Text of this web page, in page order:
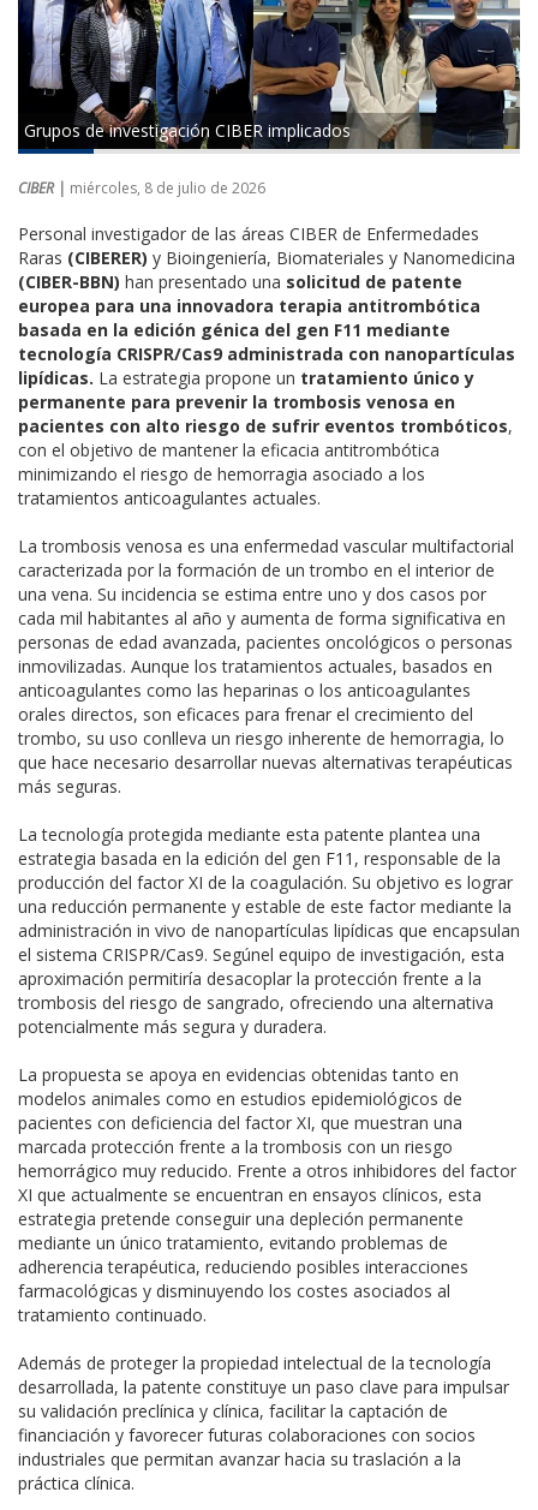
Grupos de investigación CIBER implicados
CIBER | miércoles, 8 de julio de 2026
Personal investigador de las áreas CIBER de Enfermedades
Raras (CIBERER) y Bioingeniería, Biomateriales y Nanomedicina
(CIBER-BBN) han presentado una solicitud de patente
europea para una innovadora terapia antitrombótica
basada en la edición génica del gen F11 mediante
tecnología CRISPR/Cas9 administrada con nanopartículas
lipídicas. La estrategia propone un tratamiento único y
permanente para prevenir la trombosis venosa en
pacientes con alto riesgo de sufrir eventos trombóticos,
con el objetivo de mantener la eficacia antitrombótica
minimizando el riesgo de hemorragia asociado a los
tratamientos anticoagulantes actuales.
La trombosis venosa es una enfermedad vascular multifactorial
caracterizada por la formación de un trombo en el interior de
una vena. Su incidencia se estima entre uno y dos casos por
cada mil habitantes al año y aumenta de forma significativa en
personas de edad avanzada, pacientes oncológicos o personas
inmovilizadas. Aunque los tratamientos actuales, basados en
anticoagulantes como las heparinas o los anticoagulantes
orales directos, son eficaces para frenar el crecimiento del
trombo, su uso conlleva un riesgo inherente de hemorragia, lo
que hace necesario desarrollar nuevas alternativas terapéuticas
más seguras.
La tecnología protegida mediante esta patente plantea una
estrategia basada en la edición del gen F11, responsable de la
producción del factor XI de la coagulación. Su objetivo es lograr
una reducción permanente y estable de este factor mediante la
administración in vivo de nanopartículas lipídicas que encapsulan
el sistema CRISPR/Cas9. Segúnel equipo de investigación, esta
aproximación permitiría desacoplar la protección frente a la
trombosis del riesgo de sangrado, ofreciendo una alternativa
potencialmente más segura y duradera.
La propuesta se apoya en evidencias obtenidas tanto en
modelos animales como en estudios epidemiológicos de
pacientes con deficiencia del factor XI, que muestran una
marcada protección frente a la trombosis con un riesgo
hemorrágico muy reducido. Frente a otros inhibidores del factor
XI que actualmente se encuentran en ensayos clínicos, esta
estrategia pretende conseguir una depleción permanente
mediante un único tratamiento, evitando problemas de
adherencia terapéutica, reduciendo posibles interacciones
farmacológicas y disminuyendo los costes asociados al
tratamiento continuado.
Además de proteger la propiedad intelectual de la tecnología
desarrollada, la patente constituye un paso clave para impulsar
su validación preclínica y clínica, facilitar la captación de
financiación y favorecer futuras colaboraciones con socios
industriales que permitan avanzar hacia su traslación a la
práctica clínica.